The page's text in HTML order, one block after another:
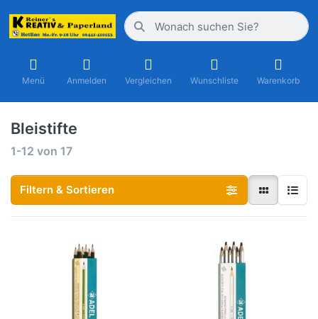
Menü Anmelden Vergleichen Wunschliste Warenkorb
Bleistifte
1-12 von 17
Filtern & Sortieren